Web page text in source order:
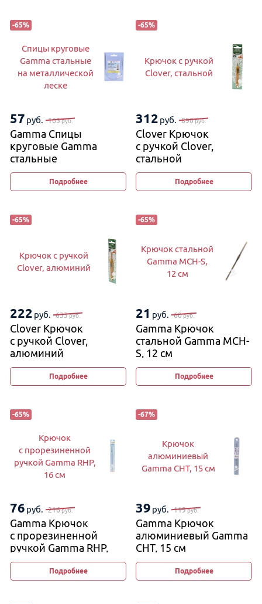
-65%
Спицы круговые
Gamma стальные
на металлической
леске
57 руб. 163руб.
Gamma Спицы
круговые Gamma
стальные
на металлической
Подробнее
-65%
Крючок с ручкой
Clover, стальной
312 руб. 890руб.
Clover Крючок
с ручкой Clover,
стальной
Подробнее
-65%
Крючок с ручкой
Clover, алюминий
222 руб. 633руб.
Clover Крючок
с ручкой Clover,
алюминий
Подробнее
-65%
Крючок стальной
Gamma MCH-S,
12 см
21 руб. 60руб.
Gamma Крючок
стальной Gamma MCH-
S, 12 см
Подробнее
-65%
Крючок
с прорезиненной
ручкой Gamma RHP,
16 см
76 руб. 216руб.
Gamma Крючок
с прорезиненной
ручкой Gamma RHP,
16 см
Подробнее
-67%
Крючок
алюминиевый
Gamma CHT, 15 см
39 руб. 119руб.
Gamma Крючок
алюминиевый Gamma
CHT, 15 см
Подробнее